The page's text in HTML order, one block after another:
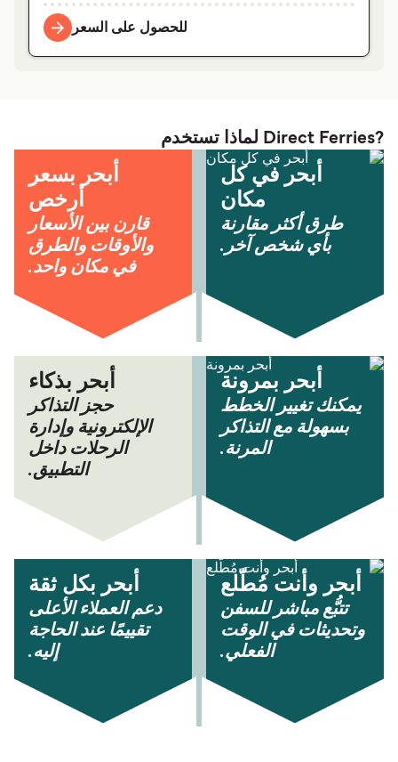
للحصول على السعر
أبحر في كل
مكان
طرق أكثر مقارنة
بأي شخص آخر.
أبحر بسعر
أرخص
قارن بين الأسعار
والأوقات والطرق
في مكان واحد.
أبحر بمرونة
يمكنك تغيير الخطط
بسهولة مع التذاكر
المرنة.
أبحر بذكاء
حجز التذاكر
الإلكترونية وإدارة
الرحلات داخل
التطبيق.
أبحر وأنت مُطّلع
تتبُّع مباشر للسفن
وتحديثات في الوقت
الفعلي.
أبحر بكل ثقة
دعم العملاء الأعلى
تقييمًا عند الحاجة
إليه.